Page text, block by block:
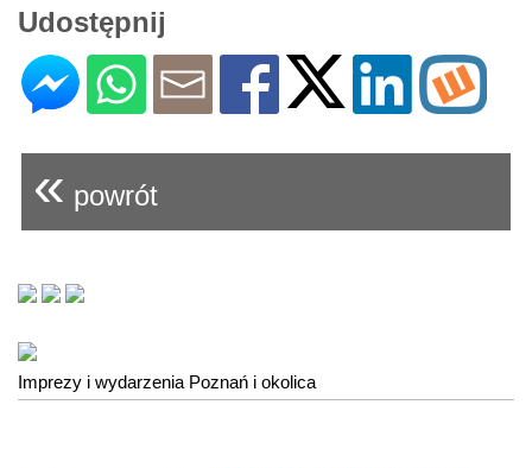
Udostępnij
« powrót
Imprezy i wydarzenia Poznań i okolica